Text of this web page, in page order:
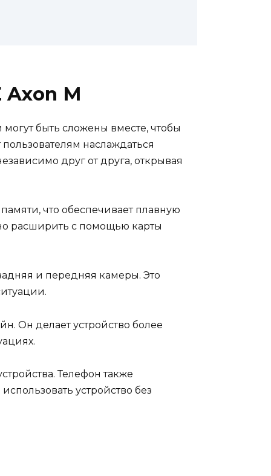
Axon M
быть сложены вместе, чтобы
наслаждаться
друг от друга, открывая
что обеспечивает плавную
расширить с помощью карты
и передняя камеры. Это
Он делает устройство более
Телефон также
устройство без